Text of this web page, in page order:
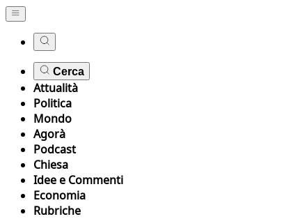
Cerca
Attualità
Politica
Mondo
Agorà
Podcast
Chiesa
Idee e Commenti
Economia
Rubriche